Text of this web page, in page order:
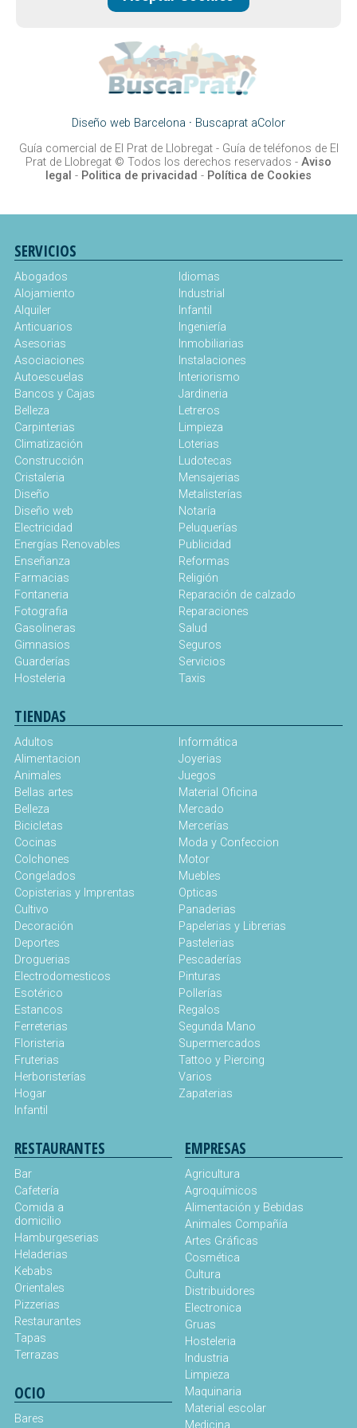
Diseño web Barcelona · Buscaprat aColor
Guía comercial de El Prat de Llobregat - Guía de teléfonos de El
Prat de Llobregat © Todos los derechos reservados - Aviso
legal - Politica de privacidad - Política de Cookies
SERVICIOS
Abogados
Alojamiento
Alquiler
Anticuarios
Asesorias
Asociaciones
Autoescuelas
Bancos y Cajas
Belleza
Carpinterias
Climatización
Construcción
Cristaleria
Diseño
Diseño web
Electricidad
Energías Renovables
Enseñanza
Farmacias
Fontaneria
Fotografia
Gasolineras
Gimnasios
Guarderías
Hosteleria
Idiomas
Industrial
Infantil
Ingeniería
Inmobiliarias
Instalaciones
Interiorismo
Jardineria
Letreros
Limpieza
Loterias
Ludotecas
Mensajerias
Metalisterías
Notaría
Peluquerías
Publicidad
Reformas
Religión
Reparación de calzado
Reparaciones
Salud
Seguros
Servicios
Taxis
TIENDAS
Adultos
Alimentacion
Animales
Bellas artes
Belleza
Bicicletas
Cocinas
Colchones
Congelados
Copisterias y Imprentas
Cultivo
Decoración
Deportes
Droguerias
Electrodomesticos
Esotérico
Estancos
Ferreterias
Floristeria
Fruterias
Herboristerías
Hogar
Infantil
Informática
Joyerias
Juegos
Material Oficina
Mercado
Mercerías
Moda y Confeccion
Motor
Muebles
Opticas
Panaderias
Papelerias y Librerias
Pastelerias
Pescaderías
Pinturas
Pollerías
Regalos
Segunda Mano
Supermercados
Tattoo y Piercing
Varios
Zapaterias
RESTAURANTES
Bar
Cafetería
Comida a
domicilio
Hamburgeserias
Heladerias
Kebabs
Orientales
Pizzerias
Restaurantes
Tapas
Terrazas
OCIO
Bares
EMPRESAS
Agricultura
Agroquímicos
Alimentación y Bebidas
Animales Compañía
Artes Gráficas
Cosmética
Cultura
Distribuidores
Electronica
Gruas
Hosteleria
Industria
Limpieza
Maquinaria
Material escolar